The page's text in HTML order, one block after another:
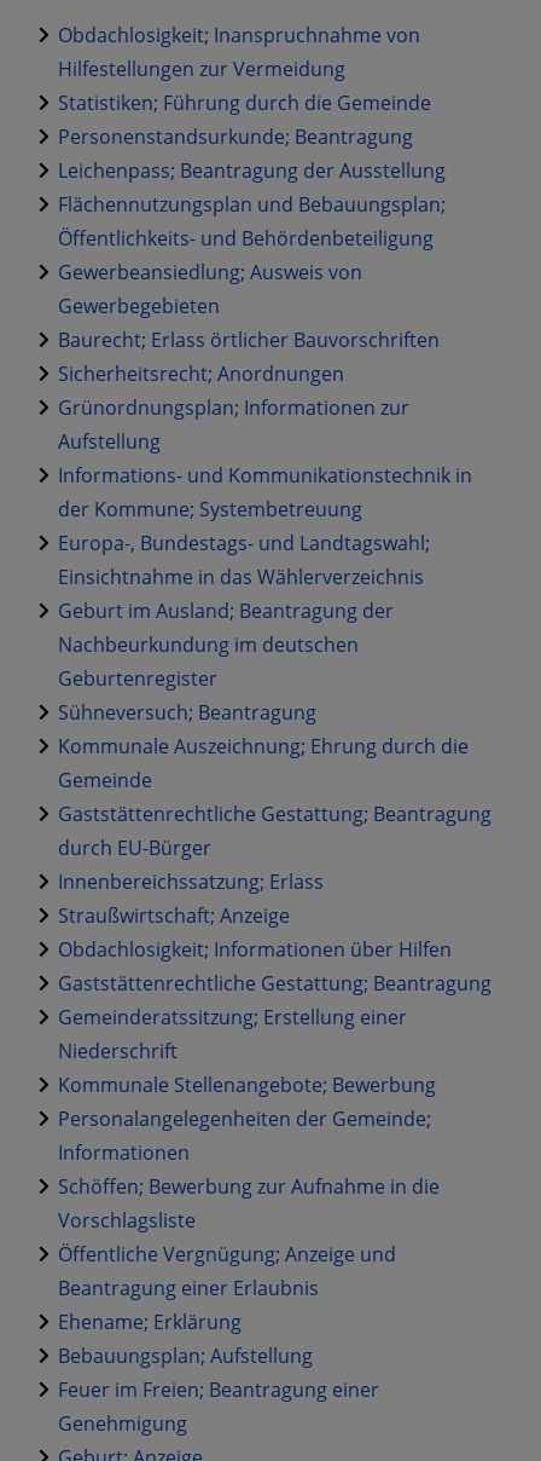
Obdachlosigkeit; Inanspruchnahme von
Hilfestellungen zur Vermeidung
Statistiken; Führung durch die Gemeinde
Personenstandsurkunde; Beantragung
Leichenpass; Beantragung der Ausstellung
Flächennutzungsplan und Bebauungsplan;
Öffentlichkeits- und Behördenbeteiligung
Gewerbeansiedlung; Ausweis von
Gewerbegebieten
Baurecht; Erlass örtlicher Bauvorschriften
Sicherheitsrecht; Anordnungen
Grünordnungsplan; Informationen zur
Aufstellung
Informations- und Kommunikationstechnik in
der Kommune; Systembetreuung
Europa-, Bundestags- und Landtagswahl;
Einsichtnahme in das Wählerverzeichnis
Geburt im Ausland; Beantragung der
Nachbeurkundung im deutschen
Geburtenregister
Sühneversuch; Beantragung
Kommunale Auszeichnung; Ehrung durch die
Gemeinde
Gaststättenrechtliche Gestattung; Beantragung
durch EU-Bürger
Innenbereichssatzung; Erlass
Straußwirtschaft; Anzeige
Obdachlosigkeit; Informationen über Hilfen
Gaststättenrechtliche Gestattung; Beantragung
Gemeinderatssitzung; Erstellung einer
Niederschrift
Kommunale Stellenangebote; Bewerbung
Personalangelegenheiten der Gemeinde;
Informationen
Schöffen; Bewerbung zur Aufnahme in die
Vorschlagsliste
Öffentliche Vergnügung; Anzeige und
Beantragung einer Erlaubnis
Ehename; Erklärung
Bebauungsplan; Aufstellung
Feuer im Freien; Beantragung einer
Genehmigung